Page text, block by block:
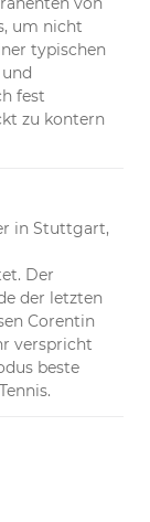
um nicht
typischen
fest
zu kontern
in Stuttgart,
Der
der letzten
Corentin
verspricht
beste